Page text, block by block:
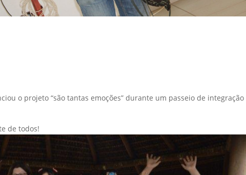
o projeto “são tantas emoções” durante um passeio de integração
de todos!